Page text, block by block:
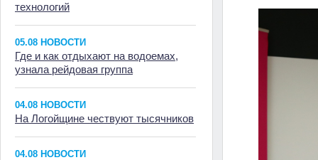
технологий
05.08 НОВОСТИ
Где и как отдыхают на водоемах,
узнала рейдовая группа
04.08 НОВОСТИ
На Логойщине чествуют тысячников
04.08 НОВОСТИ